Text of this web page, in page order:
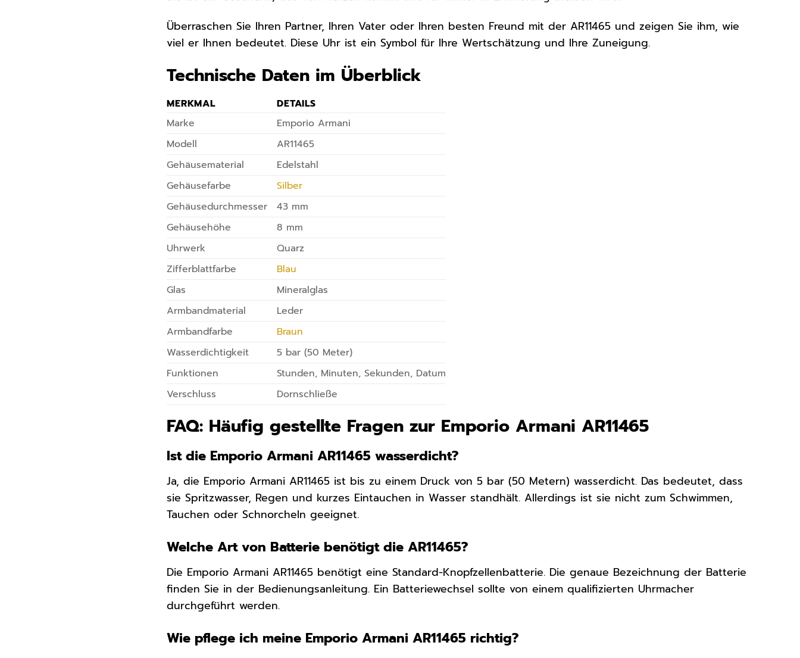
Überraschen Sie Ihren Partner, Ihren Vater oder Ihren besten Freund mit der AR11465 und zeigen Sie ihm, wie
viel er Ihnen bedeutet. Diese Uhr ist ein Symbol für Ihre Wertschätzung und Ihre Zuneigung.
Technische Daten im Überblick
MERKMAL
DETAILS
Marke
Emporio Armani
Modell
AR11465
Gehäusematerial
Edelstahl
Gehäusefarbe
Silber
Gehäusedurchmesser
43 mm
Gehäusehöhe
8 mm
Uhrwerk
Quarz
Zifferblattfarbe
Blau
Glas
Mineralglas
Armbandmaterial
Leder
Armbandfarbe
Braun
Wasserdichtigkeit
5 bar (50 Meter)
Funktionen
Stunden, Minuten, Sekunden, Datum
Verschluss
Dornschließe
FAQ: Häufig gestellte Fragen zur Emporio Armani AR11465
Ist die Emporio Armani AR11465 wasserdicht?
Ja, die Emporio Armani AR11465 ist bis zu einem Druck von 5 bar (50 Metern) wasserdicht. Das bedeutet, dass
sie Spritzwasser, Regen und kurzes Eintauchen in Wasser standhält. Allerdings ist sie nicht zum Schwimmen,
Tauchen oder Schnorcheln geeignet.
Welche Art von Batterie benötigt die AR11465?
Die Emporio Armani AR11465 benötigt eine Standard-Knopfzellenbatterie. Die genaue Bezeichnung der Batterie
finden Sie in der Bedienungsanleitung. Ein Batteriewechsel sollte von einem qualifizierten Uhrmacher
durchgeführt werden.
Wie pflege ich meine Emporio Armani AR11465 richtig?